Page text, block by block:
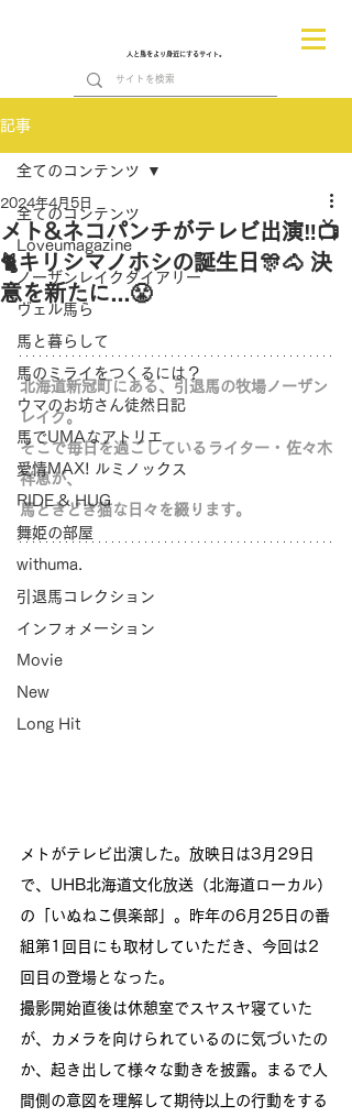
人と馬をより身近にするサイト。
記事
全てのコンテンツ
Loveumagazine
ノーザンレイクダイアリー
ヴェル馬ら
馬と暮らして
馬のミライをつくるには？
ウマのお坊さん徒然日記
馬でUMAなアトリエ
愛情MAX! ルミノックス
RIDE & HUG
舞姫の部屋
withuma.
引退馬コレクション
インフォメーション
Movie
New
Long Hit
全てのコンテンツ
メト&ネコパンチがテレビ出演‼📺
🐈キリシマノホシの誕生日🎊🐴 決
意を新たに...😤
2024年4月5日
北海道新冠町にある、引退馬の牧場ノーザン
レイク。
そこで毎日を過ごしているライター・佐々木
祥恵が、
馬ときどき猫な日々を綴ります。
メトがテレビ出演した。放映日は3月29日
で、UHB北海道文化放送（北海道ローカル）
の「いぬねこ倶楽部」。昨年の6月25日の番
組第1回目にも取材していただき、今回は2
回目の登場となった。
撮影開始直後は休憩室でスヤスヤ寝ていた
が、カメラを向けられているのに気づいたの
か、起き出して様々な動きを披露。まるで人
間側の意図を理解して期待以上の行動をする